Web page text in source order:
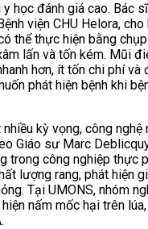
học đánh giá cao. Bác
viện CHU Helora,
thể thực hiện bằng
lấn và tốn kém. Mũi
hơn, ít tốn chi phí
phát hiện bệnh khi
kỳ vọng, công
Giáo sư Marc
trong công nghiệp thực
lượng rang, phát hiện
Tại UMONS, nhóm
nấm mốc hại trên